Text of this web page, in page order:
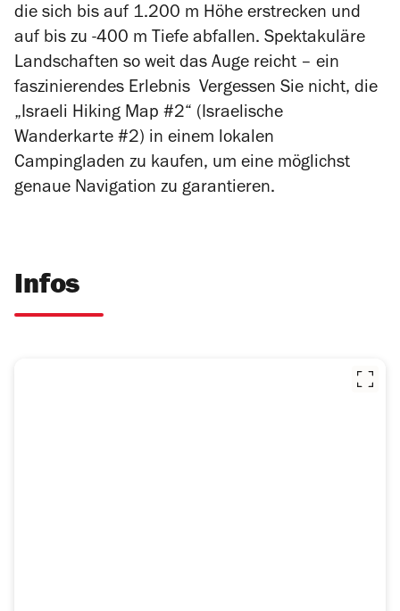
die sich bis auf 1.200 m Höhe erstrecken und
auf bis zu -400 m Tiefe abfallen. Spektakuläre
Landschaften so weit das Auge reicht – ein
faszinierendes Erlebnis Vergessen Sie nicht, die
„Israeli Hiking Map #2“ (Israelische
Wanderkarte #2) in einem lokalen
Campingladen zu kaufen, um eine möglichst
genaue Navigation zu garantieren.
Infos